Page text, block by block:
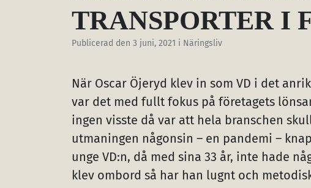
TRANSPORTER I
Publicerad den 3 juni, 2021 i Näringsliv
När Oscar Öjeryd klev in som VD i det
var det med fullt fokus på företagets
ingen visste då var att hela branschen
utmaningen någonsin – en pandemi –
unge VD:n, då med sina 33 år, inte hade
klev ombord så har han lugnt och